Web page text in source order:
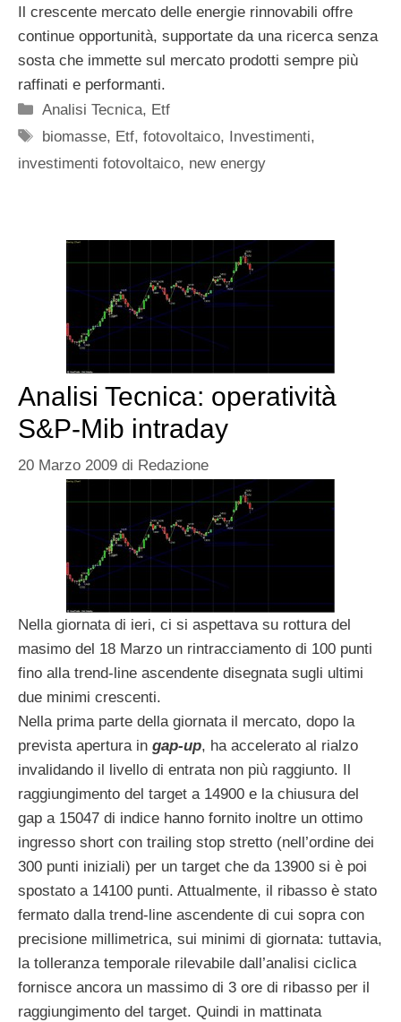
Il crescente mercato delle energie rinnovabili offre
continue opportunità, supportate da una ricerca senza
sosta che immette sul mercato prodotti sempre più
raffinati e performanti.
Categorie
Analisi Tecnica, Etf
Tag
biomasse, Etf,fotovoltaico, Investimenti,
investimenti fotovoltaico, new energy
Analisi Tecnica: operatività
S&P-Mib intraday
20 Marzo 2009 di Redazione
Nella giornata di ieri, ci si aspettava su rottura del
masimo del 18 Marzo un rintracciamento di 100 punti
fino alla trend-line ascendente disegnata sugli ultimi
due minimi crescenti.
Nella prima parte della giornata il mercato, dopo la
prevista apertura in gap-up, ha accelerato al rialzo
invalidando il livello di entrata non più raggiunto. Il
raggiungimento del target a 14900 e la chiusura del
gap a 15047 di indice hanno fornito inoltre un ottimo
ingresso short con trailing stop stretto (nell’ordine dei
300 punti iniziali) per un target che da 13900 si è poi
spostato a 14100 punti. Attualmente, il ribasso è stato
fermato dalla trend-line ascendente di cui sopra con
precisione millimetrica, sui minimi di giornata: tuttavia,
la tolleranza temporale rilevabile dall’analisi ciclica
fornisce ancora un massimo di 3 ore di ribasso per il
raggiungimento del target. Quindi in mattinata